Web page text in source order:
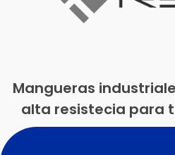
Mangueras
alta resistecia para